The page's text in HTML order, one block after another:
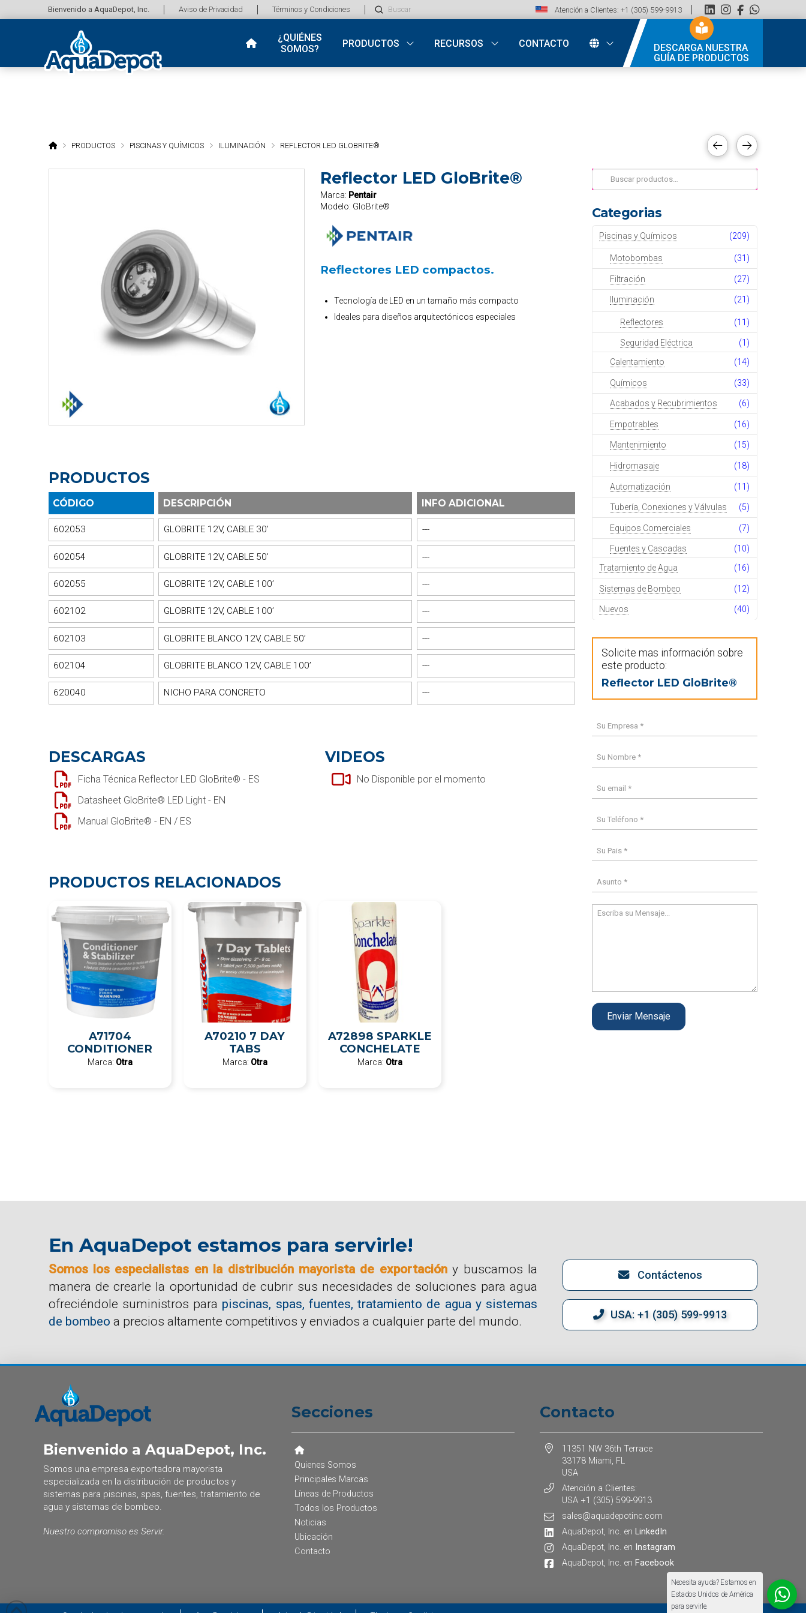
Bienvenido a AquaDepot, Inc. Aviso de Privacidad Términos y Condiciones
Search
Submit Atención a Clientes: +1 (305) 599-9913
¿QUIÉNES
SOMOS?
PRODUCTOS RECURSOS CONTACTO
DESCARGA NUESTRA
GUÍA DE PRODUCTOS
HOMEPRODUCTOS PISCINAS Y QUÍMICOS ILUMINACIÓN REFLECTOR LED GLOBRITE®
Reflector LED GloBrite®
Marca: Pentair
Modelo: GloBrite®
Reflectores LED compactos.
Tecnología de LED en un tamaño más compacto
Ideales para diseños arquitectónicos especiales
PRODUCTOS
CÓDIGO DESCRIPCIÓN INFO ADICIONAL
602053 GLOBRITE 12V, CABLE 30’ ---
602054 GLOBRITE 12V, CABLE 50’ ---
602055 GLOBRITE 12V, CABLE 100’ ---
602102 GLOBRITE 12V, CABLE 100’ ---
602103 GLOBRITE BLANCO 12V, CABLE 50’ ---
602104 GLOBRITE BLANCO 12V, CABLE 100’ ---
620040 NICHO PARA CONCRETO ---
DESCARGAS
Ficha Técnica Reflector LED GloBrite® - ES
Datasheet GloBrite® LED Light - EN
Manual GloBrite® - EN / ES
VIDEOS
No Disponible por el momento
PRODUCTOS RELACIONADOS
A71704
CONDITIONER
Marca: Otra
A70210 7 DAY
TABS
Marca: Otra
A72898 SPARKLE
CONCHELATE
Marca: Otra
Buscar
por:
Categorias
Piscinas y Químicos (209)
Motobombas (31)
Filtración (27)
Iluminación (21)
Reflectores (11)
Seguridad Eléctrica
(1)
Calentamiento
(14)
Químicos (33)
Acabados y Recubrimientos (6)
Empotrables (16)
Mantenimiento (15)
Hidromasaje (18)
Automatización (11)
Tubería, Conexiones y Válvulas (5)
Equipos Comerciales (7)
Fuentes y Cascadas
(10)
Tratamiento de Agua
(16)
Sistemas de Bombeo (12)
Nuevos (40)
Solicite mas información sobre
este producto:
Reflector LED GloBrite®
En AquaDepot estamos para servirle!
Somos los especialistas en la distribución mayorista de exportacióny buscamos la
manera de crearle la oportunidad de cubrir sus necesidades de soluciones para agua
ofreciéndole suministros para piscinas, spas, fuentes, tratamiento de agua y sistemas
de bombeo a precios altamente competitivos y enviados a cualquier parte del mundo.
Contáctenos
USA: +1 (305) 599-9913
Bienvenido a AquaDepot, Inc.
Somos una empresa exportadora mayorista
especializada en la distribución de productos y
sistemas para piscinas, spas, fuentes, tratamiento de
agua y sistemas de bombeo.
Nuestro compromiso es Servir.
Secciones
Quienes Somos
Principales Marcas
Líneas de Productos
Todos los Productos
Noticias
Ubicación
Contacto
Contacto
11351 NW 36th Terrace
33178 Miami, FL
USA
Atención a Clientes:
USA +1 (305) 599-9913
sales@aquadepotinc.com
AquaDepot, Inc. en LinkedIn
AquaDepot, Inc. en Instagram
AquaDepot, Inc. en Facebook
Necesita ayuda? Estamos en
Estados Unidos de América
para servirle.